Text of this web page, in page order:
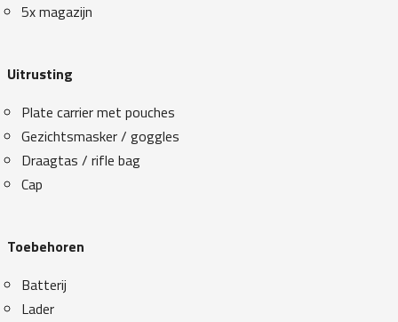
5x magazijn
Uitrusting
Plate carrier met pouches
Gezichtsmasker / goggles
Draagtas / rifle bag
Cap
Toebehoren
Batterij
Lader